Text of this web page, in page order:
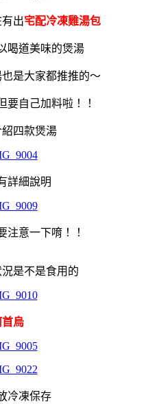
出宅配冷凍雞湯包
喝道美味的煲湯
也是大家都推推的～
要自己加料啦！！
四款煲湯
詳細說明
注意一下唷！！
是不是食用的
首烏
冷凍保存